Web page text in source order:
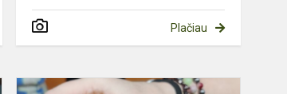
Plačiau
TARPTAUTINĖ